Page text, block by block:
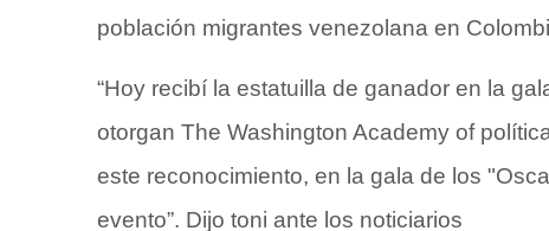
población migrantes venezolana en
“Hoy recibí la estatuilla de ganador en la
otorgan The Washington Academy of
este reconocimiento, en la gala de los
evento”. Dijo toni ante los noticiarios